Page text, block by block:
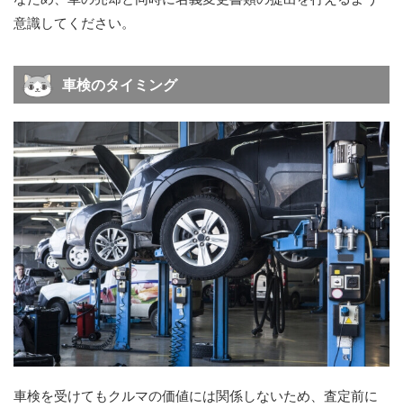
意識してください。
車検のタイミング
車検を受けてもクルマの価値には関係しないため、査定前に